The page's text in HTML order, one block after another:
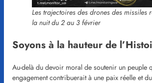
Les trajectoires des drones des missiles
la nuit du 2 au 3 février
Soyons à la hauteur de
Au-delà du devoir moral de soutenir un peuple
engagement contribuerait à une paix réelle et